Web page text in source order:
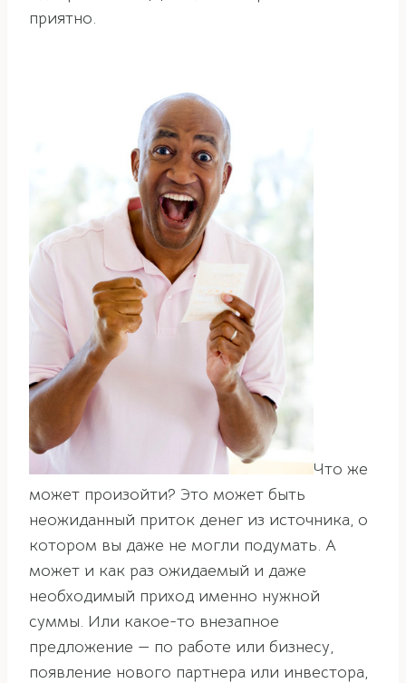
приятно.
Что же
может произойти? Это может быть
неожиданный приток денег из источника, о
котором вы даже не могли подумать. А
может и как раз ожидаемый и даже
необходимый приход именно нужной
суммы. Или какое-то внезапное
предложение — по работе или бизнесу,
появление нового партнера или инвестора,